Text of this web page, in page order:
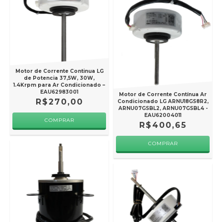
Motor de Corrente Continua LG
de Potencia 37,5W, 30W,
1.4Krpm para Ar Condicionado –
EAU62983001
R$270,00
Motor de Corrente Contínua Ar
Condicionado LG ARNU18GS8R2,
ARNU07GSBL2, ARNU07GSBL4 -
EAU62004011
R$400,65